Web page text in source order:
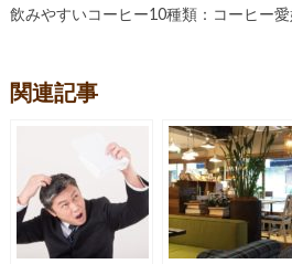
飲みやすいコーヒー10種類：コーヒー
関連記事